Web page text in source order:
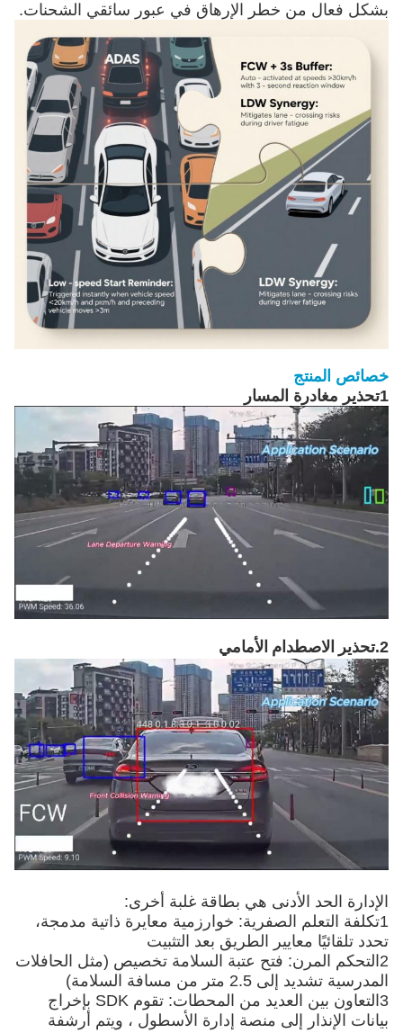
بشكل فعال من خطر الإرهاق في عبور سائقي الشحنات.
خصائص المنتج
1تحذير مغادرة المسار
2. تحذير الاصطدام الأمامي
الإدارة الحد الأدنى هي بطاقة غلبة أخرى:
1تكلفة التعلم الصفرية: خوارزمية معايرة ذاتية مدمجة،
تحدد تلقائيًا معايير الطريق بعد التثبيت
2التحكم المرن: فتح عتبة السلامة تخصيص (مثل الحافلات
المدرسية تشديد إلى 2.5 متر من مسافة السلامة)
3التعاون بين العديد من المحطات: تقوم SDK بإخراج
بيانات الإنذار إلى منصة إدارة الأسطول ، ويتم أرشفة